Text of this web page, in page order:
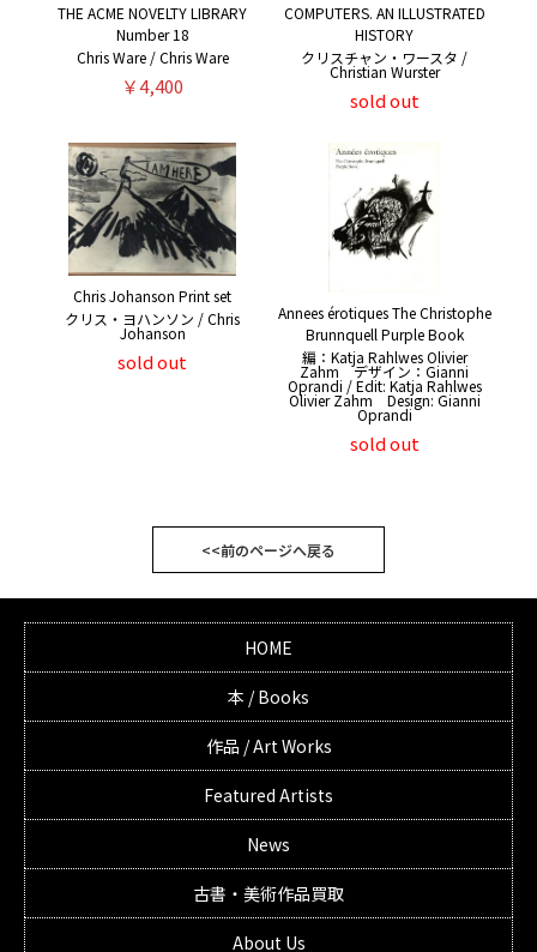
THE ACME NOVELTY LIBRARY
Number 18
Chris Ware / Chris Ware
￥4,400
COMPUTERS. AN ILLUSTRATED
HISTORY
クリスチャン・ワースタ /
Christian Wurster
sold out
Chris Johanson Print set
クリス・ヨハンソン / Chris
Johanson
sold out
Annees érotiques The Christophe
Brunnquell Purple Book
編：Katja Rahlwes Olivier
Zahm デザイン：Gianni
Oprandi / Edit: Katja Rahlwes
Olivier Zahm Design: Gianni
Oprandi
sold out
<<前のページへ戻る
HOME
本 / Books
作品 / Art Works
Featured Artists
News
古書・美術作品買取
About Us